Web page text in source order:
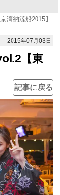
湾納涼船2015】
2015年07月03日
【東
記事に戻る